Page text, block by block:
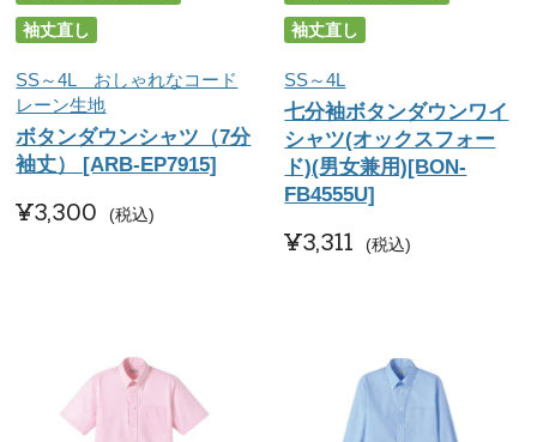
袖丈直し
SS～4L おしゃれなコード
レーン生地
ボタンダウンシャツ（7分
袖丈） [ARB-EP7915]
¥3,300 税込
袖丈直し
SS～4L
七分袖ボタンダウンワイ
シャツ(オックスフォー
ド)(男女兼用)[BON-
FB4555U]
¥3,311 税込